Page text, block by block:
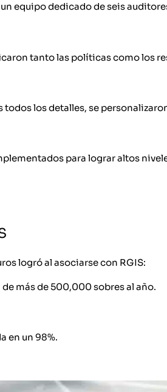
equipo dedicado de seis
tanto las políticas como los
todos los detalles, se
para lograr altos
logró al asociarse con RGIS:
más de 500,000 sobres al año.
en un 98%.